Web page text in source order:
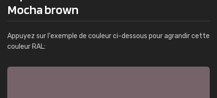
Mocha brown
Appuyez sur l'exemple de couleur ci-dessous pour agrandir cette
couleur RAL: